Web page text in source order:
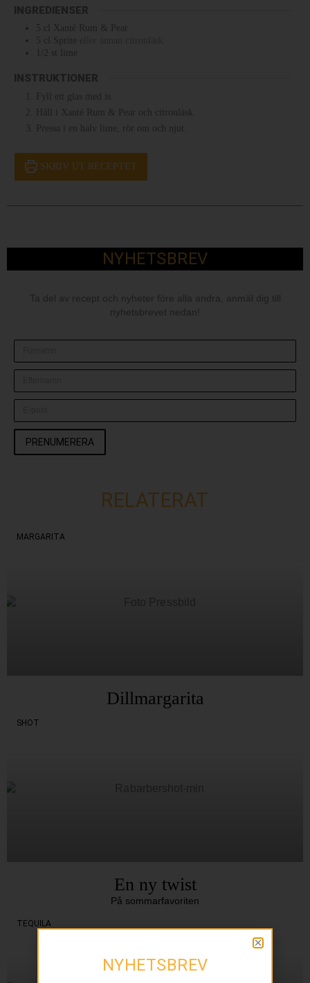
INGREDIENSER
5
Xanté Rum & Pear
5
Sprite
1/2
st lime
INSTRUKTIONER
Fyll ett glas med is.
Häll i Xanté Rum & Pear och citronläsk.
Pressa i en halv lime, rör om och njut.
SKRIV UT RECEPTET
NYHETSBREV
Ta del av recept och nyheter före alla andra, anmäl dig till
nyhetsbrevet nedan!
PRENUMERERA
RELATERAT
MARGARITA
Dillmargarita
SHOT
En ny twist
På sommarfavoriten
TEQUILA
NYHETSBREV